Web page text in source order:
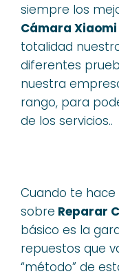
siempre los
Cámara Xiaomi
totalidad
diferentes
nuestra
rango, para
de los servicios..
Cuando te
sobre Reparar
básico es la
repuestos que
“método” de